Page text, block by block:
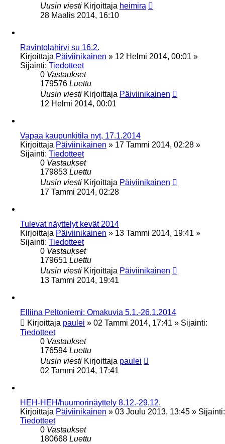
Uusin viesti Kirjoittaja heimira
28 Maalis 2014, 16:10
Ravintolahirvi su 16.2.
Kirjoittaja Päiviinikainen » 12 Helmi 2014, 00:01 »
Sijainti: Tiedotteet
0 Vastaukset
179576 Luettu
Uusin viesti Kirjoittaja Päiviinikainen
12 Helmi 2014, 00:01
Vapaa kaupunkitila nyt, 17.1.2014
Kirjoittaja Päiviinikainen » 17 Tammi 2014, 02:28 »
Sijainti: Tiedotteet
0 Vastaukset
179853 Luettu
Uusin viesti Kirjoittaja Päiviinikainen
17 Tammi 2014, 02:28
Tulevat näyttelyt kevät 2014
Kirjoittaja Päiviinikainen » 13 Tammi 2014, 19:41 »
Sijainti: Tiedotteet
0 Vastaukset
179651 Luettu
Uusin viesti Kirjoittaja Päiviinikainen
13 Tammi 2014, 19:41
Elliina Peltoniemi: Omakuvia 5.1.-26.1.2014
Kirjoittaja paulei » 02 Tammi 2014, 17:41 » Sijainti:
Tiedotteet
0 Vastaukset
176594 Luettu
Uusin viesti Kirjoittaja paulei
02 Tammi 2014, 17:41
HEH-HEH/huumorinäyttely 8.12.-29.12.
Kirjoittaja Päiviinikainen » 03 Joulu 2013, 13:45 » Sijainti:
Tiedotteet
0 Vastaukset
180668 Luettu